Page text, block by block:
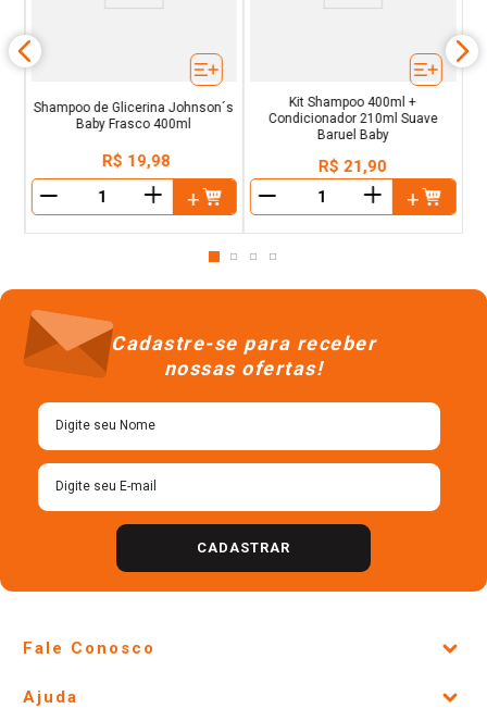
Shampoo de Glicerina Johnson´s
Baby Frasco 400ml
R$ 19,98
＋
Kit Shampoo 400ml +
Condicionador 210ml Suave
Baruel Baby
R$ 21,90
＋
Cadastre-se para receber
nossas ofertas!
CADASTRAR
Fale Conosco
Lojas Físicas e Horários
Ajuda